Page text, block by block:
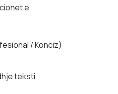
e
/ Konciz)
teksti